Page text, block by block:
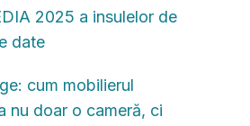
2025 a insulelor de
date
cum mobilierul
nu doar o cameră, ci